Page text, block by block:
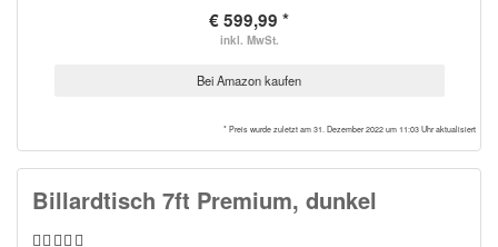
€ 599,99 *
inkl. MwSt.
Bei Amazon kaufen
* Preis wurde zuletzt am 31. Dezember 2022 um 11:03 Uhr aktualisiert
Billardtisch 7ft Premium, dunkel